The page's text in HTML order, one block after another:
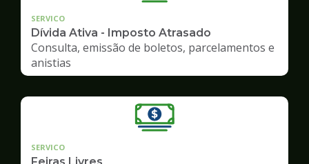
SERVICO
Dívida Ativa - Imposto Atrasado
Consulta, emissão de boletos, parcelamentos e
anistias
SERVICO